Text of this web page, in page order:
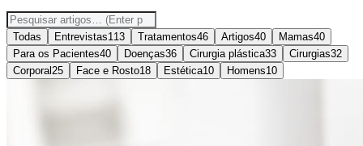
Todas Entrevistas113 Tratamentos46 Artigos40 Mamas40
Para os Pacientes40 Doenças36 Cirurgia plástica33 Cirurgias32
Corporal 25 Face e Rosto18 Estética10 Homens10